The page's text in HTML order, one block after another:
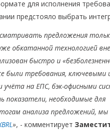
для исполнения
предстояло выбрать
предложения
обкатанной технологией
быстро и
были требования, ключевыми
на ЕПС, бэк-офисными
показатели, необходимые для
анализа предложений,
», - комментирует